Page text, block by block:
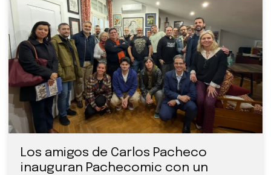
Los amigos de Carlos Pacheco
inauguran Pachecomic con un